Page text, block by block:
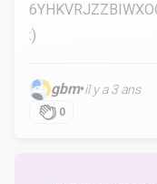
:)
gbm•il y a 3 ans
0